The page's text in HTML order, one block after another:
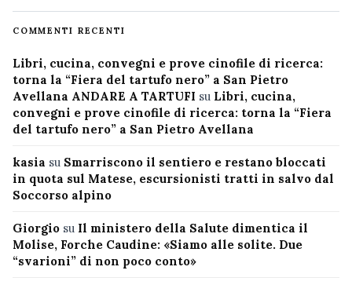
COMMENTI RECENTI
Libri, cucina, convegni e prove cinofile di ricerca:
torna la “Fiera del tartufo nero” a San Pietro
Avellana ANDARE A TARTUFI su Libri, cucina,
convegni e prove cinofile di ricerca: torna la “Fiera
del tartufo nero” a San Pietro Avellana
kasia su Smarriscono il sentiero e restano bloccati
in quota sul Matese, escursionisti tratti in salvo dal
Soccorso alpino
Giorgio su Il ministero della Salute dimentica il
Molise, Forche Caudine: «Siamo alle solite. Due
“svarioni” di non poco conto»